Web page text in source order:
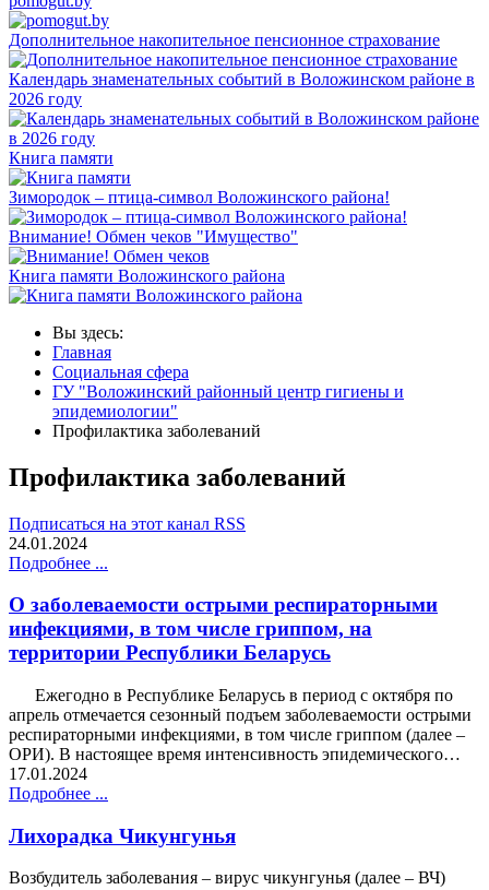
Дополнительное накопительное пенсионное страхование
Календарь знаменательных событий в Воложинском районе в
2026 году
Книга памяти
Зимородок – птица-символ Воложинского района!
Внимание! Обмен чеков "Имущество"
Книга памяти Воложинского района
Вы здесь:
Главная
Социальная сфера
ГУ "Воложинский районный центр гигиены и
эпидемиологии"
Профилактика заболеваний
Профилактика заболеваний
Подписаться на этот канал RSS
24.01.2024
Подробнее ...
О заболеваемости острыми респираторными
инфекциями, в том числе гриппом, на
территории Республики Беларусь
Ежегодно в Республике Беларусь в период с октября по
апрель отмечается сезонный подъем заболеваемости острыми
респираторными инфекциями, в том числе гриппом (далее –
ОРИ). В настоящее время интенсивность эпидемического…
17.01.2024
Подробнее ...
Лихорадка Чикунгунья
Возбудитель заболевания – вирус чикунгунья (далее – ВЧ)